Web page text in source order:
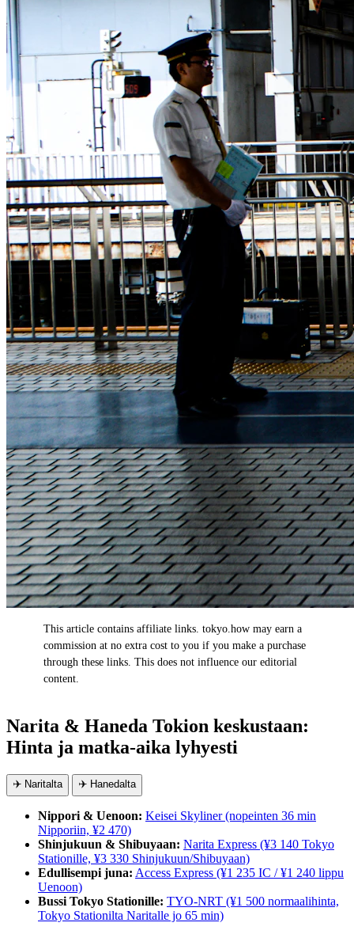
This article contains affiliate links. tokyo.how may earn a
commission at no extra cost to you if you make a purchase
through these links. This does not influence our editorial
content.
Narita & Haneda Tokion keskustaan:
Hinta ja matka-aika lyhyesti
✈️ Naritalta ✈️ Hanedalta
Nippori & Uenoon: Keisei Skyliner (nopeinten 36 min
Nipporiin, ¥2 470)
Shinjukuun & Shibuyaan: Narita Express (¥3 140 Tokyo
Stationille, ¥3 330 Shinjukuun/Shibuyaan)
Edullisempi juna: Access Express (¥1 235 IC / ¥1 240 lippu
Uenoon)
Bussi Tokyo Stationille: TYO-NRT (¥1 500 normaalihinta,
Tokyo Stationilta Naritalle jo 65 min)